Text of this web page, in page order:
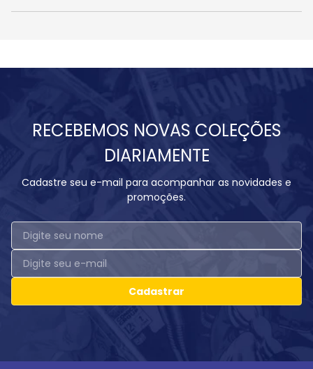
RECEBEMOS NOVAS COLEÇÕES
DIARIAMENTE
Cadastre seu e-mail para acompanhar as novidades e
promoções.
Cadastrar